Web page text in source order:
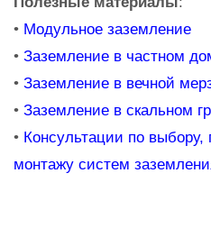
• Модульное заземление
• Заземление в частном
• Заземление в вечной
• Заземление в скальном
• Консультации по выбору,
монтажу систем